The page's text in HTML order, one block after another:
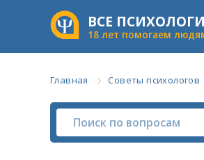
ВСЕ ПСИХОЛОГИ
18 лет помогаем
Главная Советы психологов